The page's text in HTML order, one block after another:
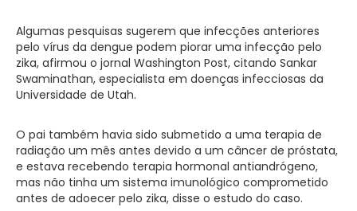
Algumas pesquisas sugerem que infecções anteriores
pelo vírus da dengue podem piorar uma infecção pelo
zika, afirmou o jornal Washington Post, citando Sankar
Swaminathan, especialista em doenças infecciosas da
Universidade de Utah.
O pai também havia sido submetido a uma terapia de
radiação um mês antes devido a um câncer de próstata,
e estava recebendo terapia hormonal antiandrógeno,
mas não tinha um sistema imunológico comprometido
antes de adoecer pelo zika, disse o estudo do caso.